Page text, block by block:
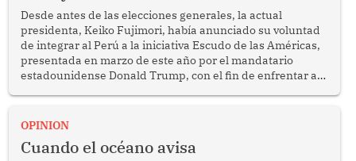
Desde antes de las elecciones generales, la actual
presidenta, Keiko Fujimori, había anunciado su voluntad
de integrar al Perú a la iniciativa Escudo de las Américas,
presentada en marzo de este año por el mandatario
estadounidense Donald Trump, con el fin de enfrentar al
OPINION
Cuando el océano avisa